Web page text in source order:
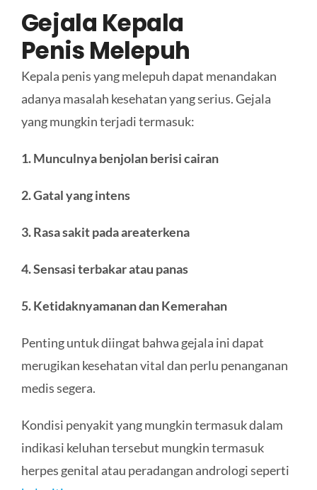
Gejala Kepala
Penis Melepuh
Kepala penis yang melepuh dapat menandakan
adanya masalah kesehatan yang serius. Gejala
yang mungkin terjadi termasuk:
1. Munculnya benjolan berisi cairan
2. Gatal yang intens
3. Rasa sakit pada areaterkena
4. Sensasi terbakar atau panas
5. Ketidaknyamanan dan Kemerahan
Penting untuk diingat bahwa gejala ini dapat
merugikan kesehatan vital dan perlu penanganan
medis segera.
Kondisi penyakit yang mungkin termasuk dalam
indikasi keluhan tersebut mungkin termasuk
herpes genital atau peradangan andrologi seperti